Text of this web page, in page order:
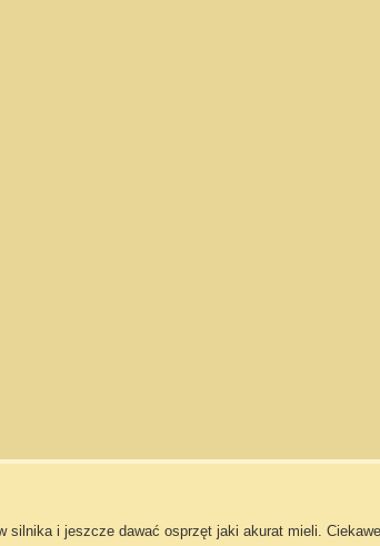
i jeszcze dawać osprzęt jaki akurat mieli.